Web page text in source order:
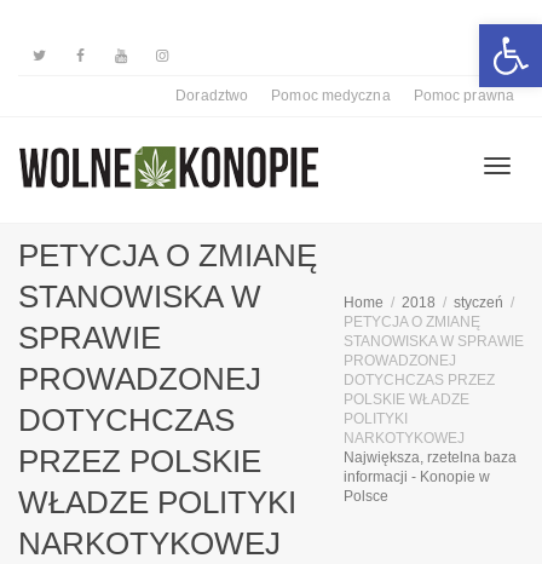
Doradztwo Pomoc medyczna Pomoc prawna
PETYCJA O ZMIANĘ
STANOWISKA W
SPRAWIE
PROWADZONEJ
DOTYCHCZAS
PRZEZ POLSKIE
WŁADZE POLITYKI
NARKOTYKOWEJ
Home 2018
styczeń
PETYCJA O ZMIANĘ
STANOWISKA W SPRAWIE
PROWADZONEJ
DOTYCHCZAS PRZEZ
POLSKIE WŁADZE
POLITYKI
NARKOTYKOWEJ
Największa, rzetelna baza
informacji - Konopie w
Polsce